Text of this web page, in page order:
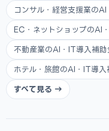
コンサル・経営支援業の
EC・ネットショップのAI
不動産業のAI・IT導入補助
ホテル・旅館のAI・IT導入
すべて見る →